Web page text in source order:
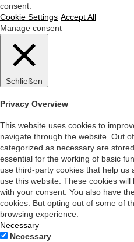
consent.
Cookie Settings Accept All
Manage consent
Schließen
Privacy Overview
This website uses cookies to
navigate through the website. Out
categorized as necessary are
essential for the working of basic
use third-party cookies that help us
use this website. These cookies
with your consent. You also have
cookies. But opting out of some of
browsing experience.
Necessary
Necessary